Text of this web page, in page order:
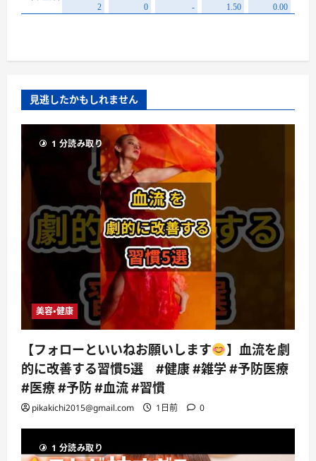
見逃したかもしれません
1 分読み取り
美容・健康
【フォローといいねお願いします
】血流を劇
的に改善する習慣5選 #健康 #雑学 #予防医療
#医療 #予防 #血流 #習慣
pikakichi2015@gmail.com 1日前 0
1 分読み取り